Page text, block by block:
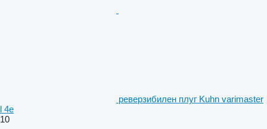
реверзибилен плуг Kuhn varimaster
l 4e
10